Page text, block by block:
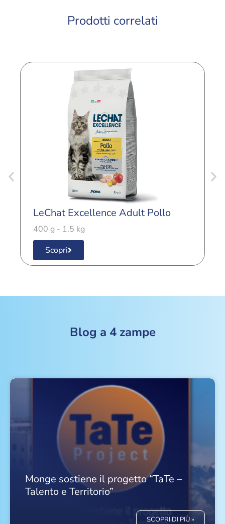
Prodotti correlati
LeChat Excellence Adult Pollo
400 g - 1,5 kg
Scopri
Blog a 4 zampe
Monge sostiene il progetto “TaTe –
Talento e Territorio”
SCOPRI DI PIÙ »